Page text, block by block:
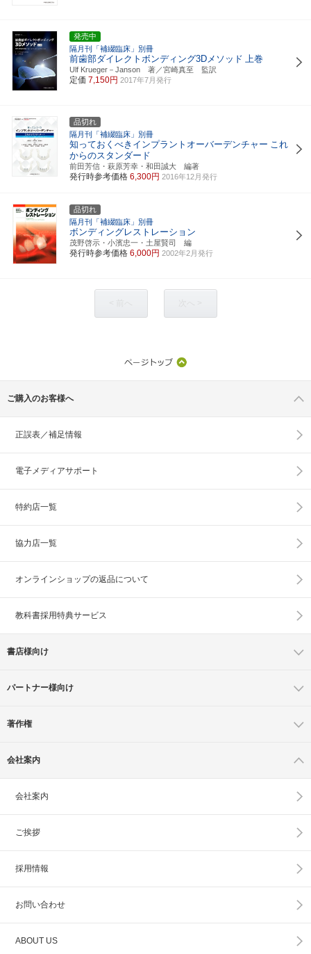
発売中
隔月刊「補綴臨床」別冊
前歯部ダイレクトボンディング3Dメソッド 上巻
Ulf Krueger－Janson 著／宮崎真至 監訳
定価 7,150円 2017年7月発行
品切れ
隔月刊「補綴臨床」別冊
知っておくべきインプラントオーバーデンチャー これ
からのスタンダード
前田芳信・萩原芳幸・和田誠大 編著
発行時参考価格 6,300円 2016年12月発行
品切れ
隔月刊「補綴臨床」別冊
ボンディングレストレーション
茂野啓示・小濱忠一・土屋賢司 編
発行時参考価格 6,000円 2002年2月発行
ご購入のお客様へ
正誤表／補足情報
電子メディアサポート
特約店一覧
協力店一覧
オンラインショップの返品について
教科書採用特典サービス
書店様向け
パートナー様向け
著作権
会社案内
会社案内
ご挨拶
採用情報
お問い合わせ
ABOUT US